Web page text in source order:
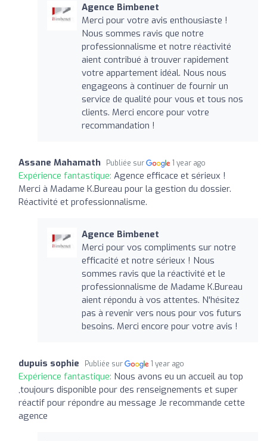
Agence Bimbenet
Merci pour votre avis enthousiaste !
Nous sommes ravis que notre
professionnalisme et notre réactivité
aient contribué à trouver rapidement
votre appartement idéal. Nous nous
engageons à continuer de fournir un
service de qualité pour vous et tous nos
clients. Merci encore pour votre
recommandation !
Assane Mahamath Publiée sur 1 year ago
Expérience fantastique: Agence efficace et sérieux !
Merci à Madame K.Bureau pour la gestion du dossier.
Réactivité et professionnalisme.
Agence Bimbenet
Merci pour vos compliments sur notre
efficacité et notre sérieux ! Nous
sommes ravis que la réactivité et le
professionnalisme de Madame K.Bureau
aient répondu à vos attentes. N'hésitez
pas à revenir vers nous pour vos futurs
besoins. Merci encore pour votre avis !
dupuis sophie Publiée sur 1 year ago
Expérience fantastique: Nous avons eu un accueil au top
,toujours disponible pour des renseignements et super
réactif pour répondre au message Je recommande cette
agence